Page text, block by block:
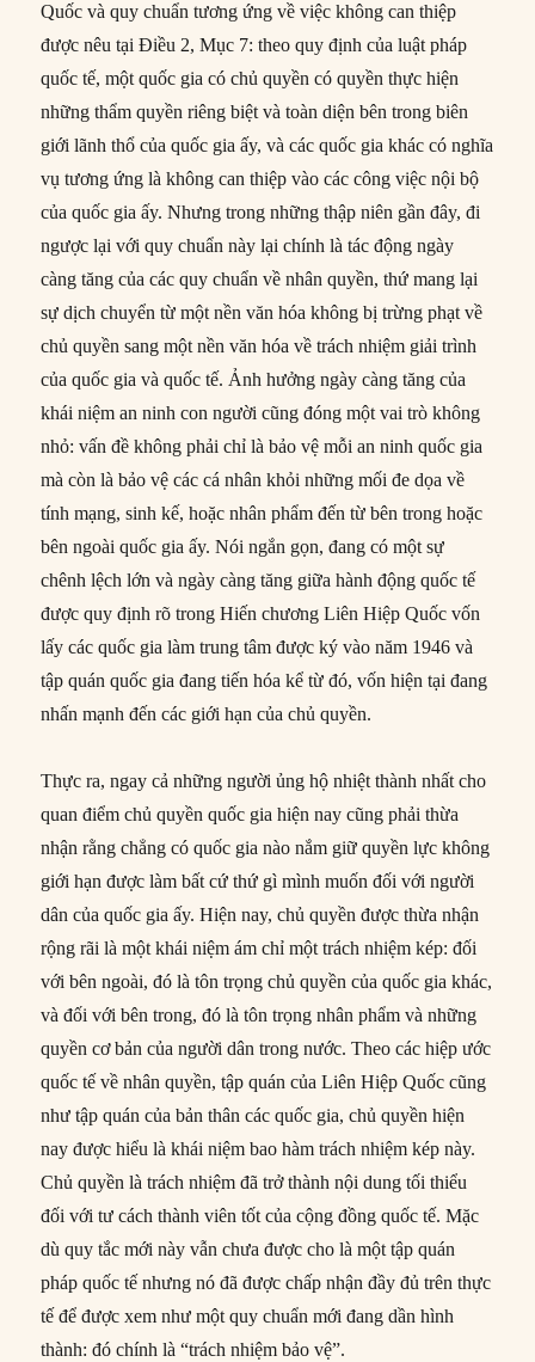
Quốc và quy chuẩn tương ứng về việc không can thiệp
được nêu tại Điều 2, Mục 7: theo quy định của luật pháp
quốc tế, một quốc gia có chủ quyền có quyền thực hiện
những thẩm quyền riêng biệt và toàn diện bên trong biên
giới lãnh thổ của quốc gia ấy, và các quốc gia khác có nghĩa
vụ tương ứng là không can thiệp vào các công việc nội bộ
của quốc gia ấy. Nhưng trong những thập niên gần đây, đi
ngược lại với quy chuẩn này lại chính là tác động ngày
càng tăng của các quy chuẩn về nhân quyền, thứ mang lại
sự dịch chuyển từ một nền văn hóa không bị trừng phạt về
chủ quyền sang một nền văn hóa về trách nhiệm giải trình
của quốc gia và quốc tế. Ảnh hưởng ngày càng tăng của
khái niệm an ninh con người cũng đóng một vai trò không
nhỏ: vấn đề không phải chỉ là bảo vệ mỗi an ninh quốc gia
mà còn là bảo vệ các cá nhân khỏi những mối đe dọa về
tính mạng, sinh kế, hoặc nhân phẩm đến từ bên trong hoặc
bên ngoài quốc gia ấy. Nói ngắn gọn, đang có một sự
chênh lệch lớn và ngày càng tăng giữa hành động quốc tế
được quy định rõ trong Hiến chương Liên Hiệp Quốc vốn
lấy các quốc gia làm trung tâm được ký vào năm 1946 và
tập quán quốc gia đang tiến hóa kể từ đó, vốn hiện tại đang
nhấn mạnh đến các giới hạn của chủ quyền.
Thực ra, ngay cả những người ủng hộ nhiệt thành nhất cho
quan điểm chủ quyền quốc gia hiện nay cũng phải thừa
nhận rằng chẳng có quốc gia nào nắm giữ quyền lực không
giới hạn được làm bất cứ thứ gì mình muốn đối với người
dân của quốc gia ấy. Hiện nay, chủ quyền được thừa nhận
rộng rãi là một khái niệm ám chỉ một trách nhiệm kép: đối
với bên ngoài, đó là tôn trọng chủ quyền của quốc gia khác,
và đối với bên trong, đó là tôn trọng nhân phẩm và những
quyền cơ bản của người dân trong nước. Theo các hiệp ước
quốc tế về nhân quyền, tập quán của Liên Hiệp Quốc cũng
như tập quán của bản thân các quốc gia, chủ quyền hiện
nay được hiểu là khái niệm bao hàm trách nhiệm kép này.
Chủ quyền là trách nhiệm đã trở thành nội dung tối thiểu
đối với tư cách thành viên tốt của cộng đồng quốc tế. Mặc
dù quy tắc mới này vẫn chưa được cho là một tập quán
pháp quốc tế nhưng nó đã được chấp nhận đầy đủ trên thực
tế để được xem như một quy chuẩn mới đang dần hình
thành: đó chính là “trách nhiệm bảo vệ”.